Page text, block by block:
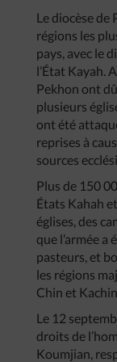
Le diocèse de
régions les
pays, avec le
l’État Kayah.
Pekhon ont
plusieurs
ont été
reprises à
sources
Plus de 150
États Kahah
églises, des
que l’armée a
pasteurs, et
les régions
Chin et Kachin.
Le 12
droits de
Koumjian,